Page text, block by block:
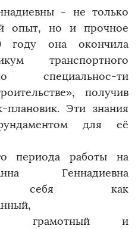
- не только
опыт, но и прочное
году она окончила
транспортного
специальнос-ти
получив
плановик. Эти знания
для её
периода работы на
Геннадиевна
себя как
грамотный и